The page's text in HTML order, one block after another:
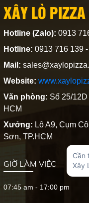
XÂY LÒ
Hotline (Zalo): 0913
Hotline: 0913 716 139
Mail:
Website:
Văn phòng: Số 25/
HCM
Xưởng: Lô A9, Cụm
Sơn, TP.HCM
GIỜ LÀM VIỆC
07:45 am - 17:00 pm